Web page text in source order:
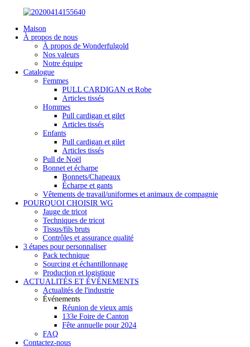
Maison
À propos de nous
À propos de Wonderfulgold
Nos valeurs
Notre équipe
Catalogue
Femmes
PULL CARDIGAN et Robe
Articles tissés
Hommes
Pull cardigan et gilet
Articles tissés
Enfants
Pull cardigan et gilet
Articles tissés
Pull de Noël
Bonnet et écharpe
Bonnets/Chapeaux
Écharpe et gants
Vêtements de travail/uniformes et animaux de compagnie
POURQUOI CHOISIR WG
Jauge de tricot
Techniques de tricot
Tissus/fils bruts
Contrôles et assurance qualité
3 étapes pour personnaliser
Pack technique
Sourcing et échantillonnage
Production et logistique
ACTUALITÉS ET ÉVÉNEMENTS
Actualités de l'industrie
Événements
Réunion de vieux amis
133e Foire de Canton
Fête annuelle pour 2024
FAQ
Contactez-nous